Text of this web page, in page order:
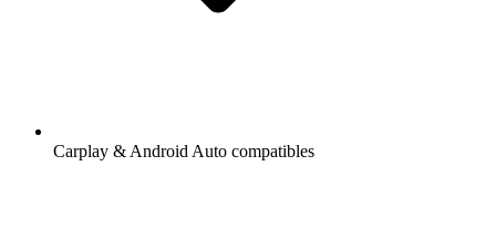
Carplay & Android Auto compatibles